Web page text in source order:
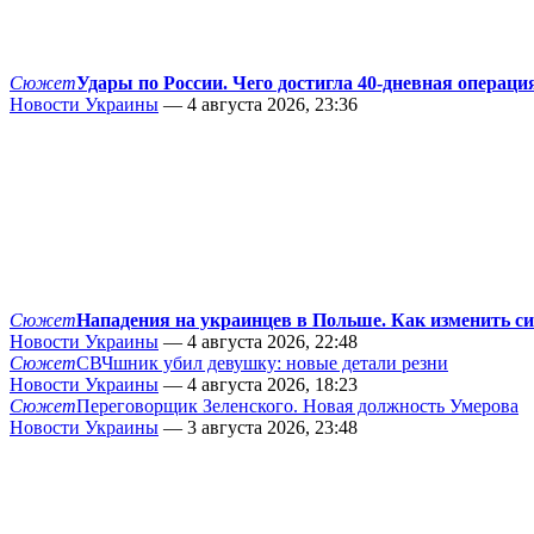
СюжетУдары по России. Чего достигла 40-дневная
Новости Украины — 4 августа 2026, 23:36
СюжетНападения на украинцев в Польше. Как изменить
Новости Украины — 4 августа 2026, 22:48
СюжетСВЧшник убил девушку: новые детали резни
Новости Украины — 4 августа 2026, 18:23
СюжетПереговорщик Зеленского. Новая должность Умерова
Новости Украины — 3 августа 2026, 23:48